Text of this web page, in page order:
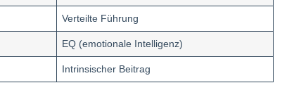
Verteilte Führung
EQ (emotionale Intelligenz)
Intrinsischer Beitrag